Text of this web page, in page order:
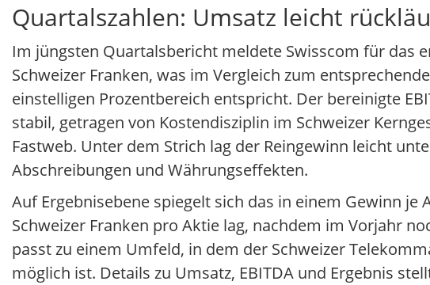
Quartalszahlen: Umsatz leicht
Im jüngsten Quartalsbericht meldete Swisscom für das
Schweizer Franken, was im Vergleich zum
einstelligen Prozentbereich entspricht. Der bereinigte
stabil, getragen von Kostendisziplin im Schweizer
Fastweb. Unter dem Strich lag der Reingewinn leicht
Abschreibungen und Währungseffekten.
Auf Ergebnisebene spiegelt sich das in einem Gewinn
Schweizer Franken pro Aktie lag, nachdem im Vorjahr
passt zu einem Umfeld, in dem der Schweizer
möglich ist. Details zu Umsatz, EBITDA und Ergebnis